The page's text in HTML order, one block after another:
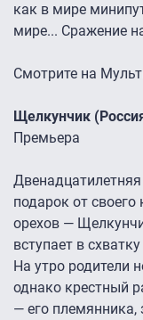
как в мире
мире... Сражение
Смотрите на
Щелкунчик
Премьера
подарок от
орехов —
вступает в
На утро родители
однако крестный
— его